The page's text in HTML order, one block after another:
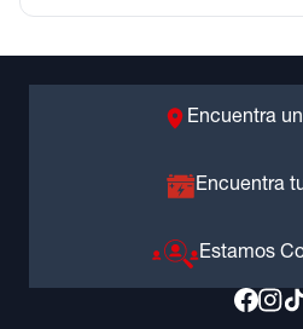
Encuentra
Encuentra
Estamos